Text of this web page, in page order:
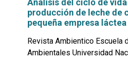
Análisis del ciclo de
producción de leche de
pequeña empresa
Revista Ambientico Escuela
Ambientales Universidad